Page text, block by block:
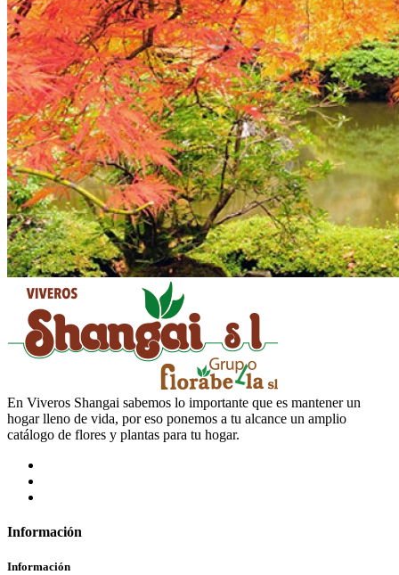
En Viveros Shangai sabemos lo importante que es mantener un
hogar lleno de vida, por eso ponemos a tu alcance un amplio
catálogo de flores y plantas para tu hogar.
Información
Información